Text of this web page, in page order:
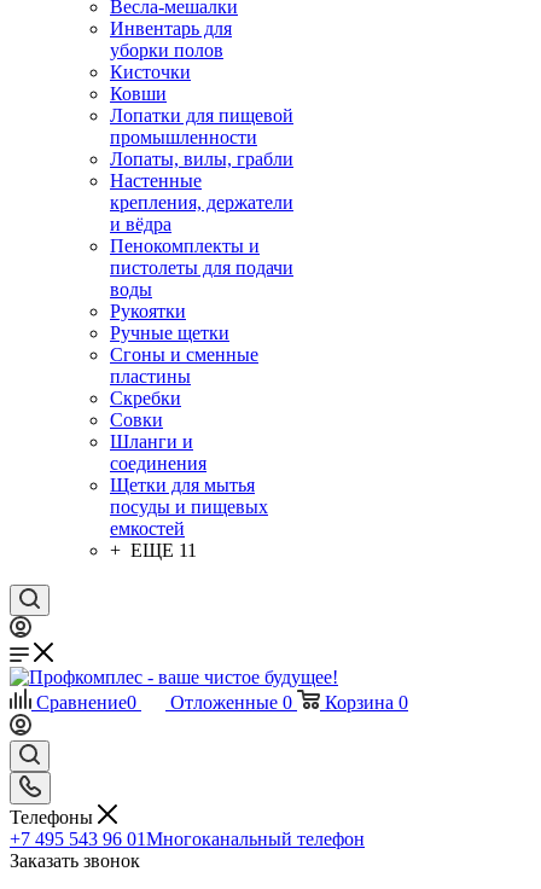
Весла-мешалки
Инвентарь для
уборки полов
Кисточки
Ковши
Лопатки для пищевой
промышленности
Лопаты, вилы, грабли
Настенные
крепления, держатели
и вёдра
Пенокомплекты и
пистолеты для подачи
воды
Рукоятки
Ручные щетки
Сгоны и сменные
пластины
Скребки
Совки
Шланги и
соединения
Щетки для мытья
посуды и пищевых
емкостей
+ ЕЩЕ 11
Сравнение0 Отложенные 0 Корзина 0
Телефоны
+7 495 543 96 01Многоканальный телефон
Заказать звонок